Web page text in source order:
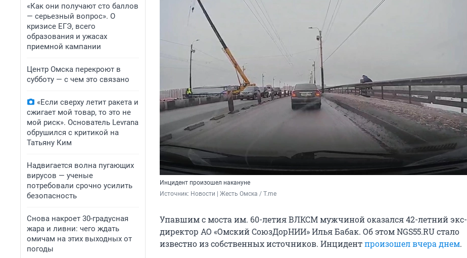
«Как они получают сто баллов
— серьезный вопрос». О
кризисе ЕГЭ, всего
образования и ужасах
приемной кампании
Центр Омска перекроют в
субботу — с чем это связано
«Если сверху летит ракета и
сжигает мой товар, то это не
мой риск». Основатель Levrana
обрушился с критикой на
Татьяну Ким
Надвигается волна пугающих
вирусов — ученые
потребовали срочно усилить
безопасность
Снова накроет 30-градусная
жара и ливни: чего ждать
омичам на этих выходных от
погоды
Инцидент произошел накануне
Источник: Новости | Жесть Омска / T.me
Упавшим с моста им. 60-летия ВЛКСМ мужчиной оказался 42-летний экс-
директор АО «Омский СоюзДорНИИ» Илья Бабак. Об этом NGS55.RU стало
известно из собственных источников. Инцидентпроизошел вчера днем.